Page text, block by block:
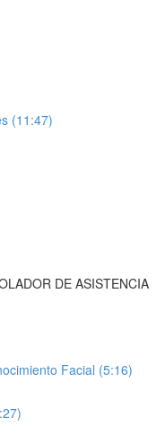
(11:47)
DE ASISTENCIA
Facial (5:16)